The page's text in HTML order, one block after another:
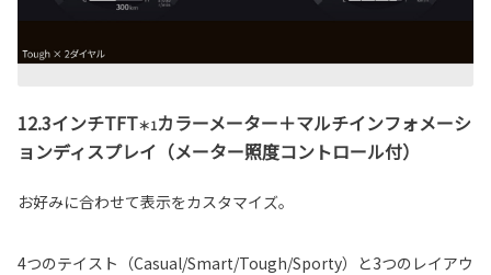
12.3インチTFT＊1カラーメーター＋マルチインフォメーシ
ョンディスプレイ（メーター照度コントロール付）
お好みに合わせて表示をカスタマイズ。
4つのテイスト（Casual/Smart/Tough/Sporty）と3つのレイアウ